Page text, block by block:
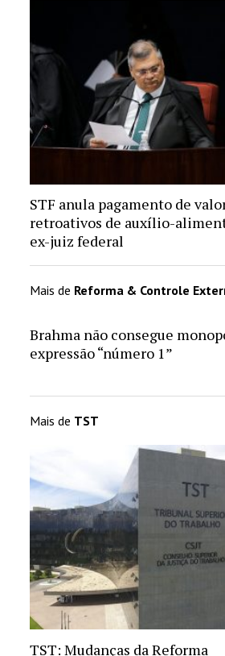
STF anula pagamento de
retroativos de auxílio-
ex-juiz federal
Mais de Reforma & Controle
Brahma não consegue
expressão “número 1”
Mais de TST
TST: Mudanças da Reforma